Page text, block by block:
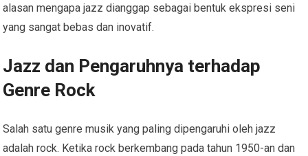
alasan mengapa jazz dianggap sebagai bentuk ekspresi seni
yang sangat bebas dan inovatif.
Jazz dan Pengaruhnya terhadap
Genre Rock
Salah satu genre musik yang paling dipengaruhi oleh jazz
adalah rock. Ketika rock berkembang pada tahun 1950-an dan